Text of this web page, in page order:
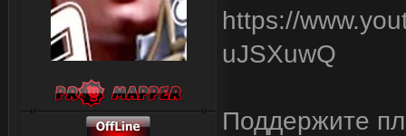
https://
uJSXuwQ
Поддержите